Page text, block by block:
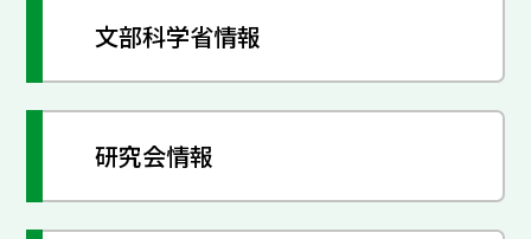
文部科学省情報
研究会情報